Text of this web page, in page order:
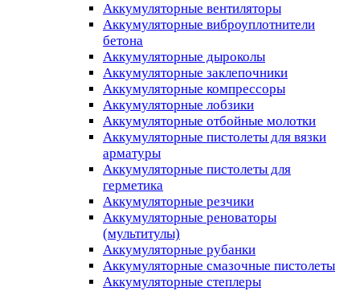
Аккумуляторные вентиляторы
Аккумуляторные виброуплотнители
бетона
Аккумуляторные дыроколы
Аккумуляторные заклепочники
Аккумуляторные компрессоры
Аккумуляторные лобзики
Аккумуляторные отбойные молотки
Аккумуляторные пистолеты для вязки
арматуры
Аккумуляторные пистолеты для
герметика
Аккумуляторные резчики
Аккумуляторные реноваторы
(мультитулы)
Аккумуляторные рубанки
Аккумуляторные смазочные пистолеты
Аккумуляторные степлеры